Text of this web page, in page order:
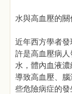
水與高血壓的關
近年西方學者
許是高血壓病
水，體內血液
導致高血壓、
些危險病症的發